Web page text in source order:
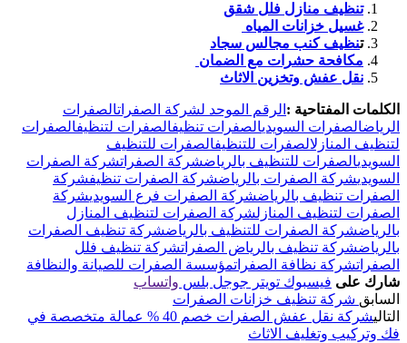
تنظيف منازل فلل شقق
غسيل خزانات المياه
تنظيف كنب مجالس سجاد
مكافحة حشرات مع الضمان
نقل عفش وتخزين الاثاث
الكلمات المفتاحية : الرقم الموحد لشركة الصفراتالصفرات
الرياضالصفرات السويديالصفرات تنظيفالصفرات لتنظيفالصفرات
لتنظيف المنازلالصفرات للتنظيفالصفرات للتنظيف
السويديالصفرات للتنظيف بالرياضشركة الصفراتشركة الصفرات
السويديشركة الصفرات بالرياضشركة الصفرات تنظيفشركة
الصفرات تنظيف بالرياضشركة الصفرات فرع السويديشركة
الصفرات لتنظيف المنازلشركة الصفرات لتنظيف المنازل
بالرياضشركة الصفرات للتنظيف بالرياضشركة تنظيف الصفرات
بالرياضشركة تنظيف بالرياض الصفراتشركة تنظيف فلل
الصفراتشركة نظافة الصفراتمؤسسة الصفرات للصيانة والنظافة
شارك على فيسبوك تويتر جوجل بلس واتساب
السابق شركة تنظيف خزانات الصفرات
التالي
شركة نقل عفش الصفرات خصم 40 % عمالة متخصصة في
فك وتركيب وتغليف الاثاث